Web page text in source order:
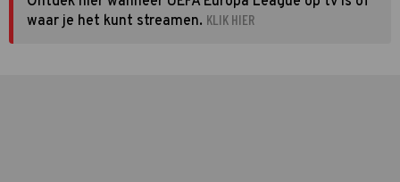
waar je het kunt streamen. KLIK HIER